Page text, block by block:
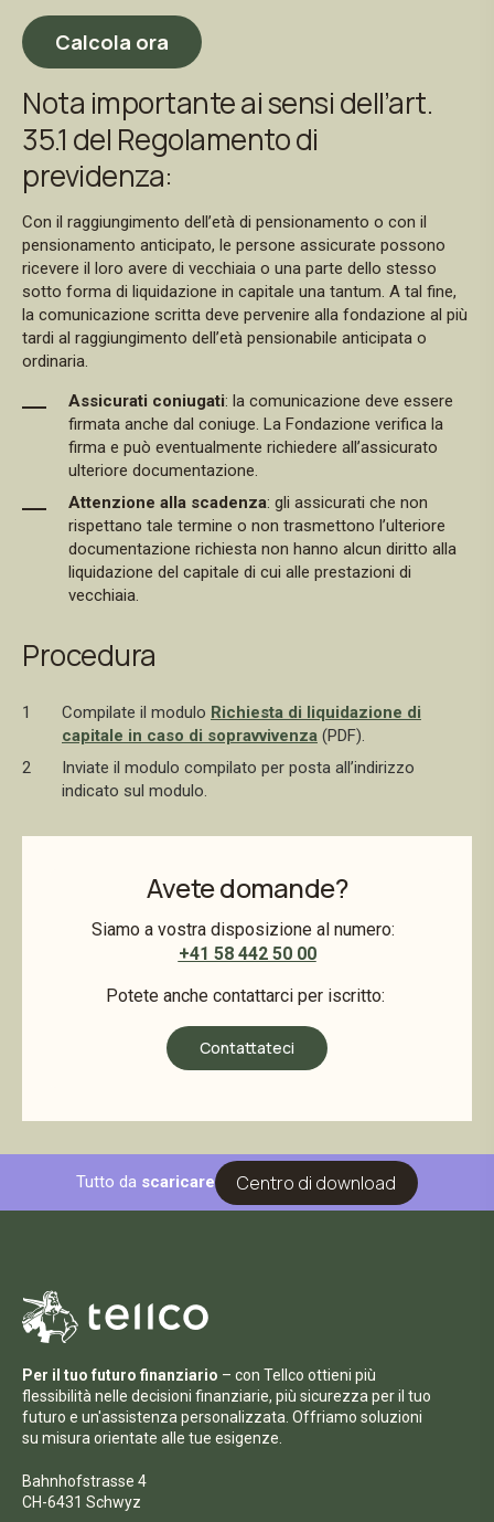
Calcola ora
Nota importante ai sensi dell’art.
35.1 del Regolamento di
previdenza:
Con il raggiungimento dell’età di pensionamento o con il
pensionamento anticipato, le persone assicurate possono
ricevere il loro avere di vecchiaia o una parte dello stesso
sotto forma di liquidazione in capitale una tantum. A tal fine,
la comunicazione scritta deve pervenire alla fondazione al più
tardi al raggiungimento dell’età pensionabile anticipata o
ordinaria.
Assicurati coniugati: la comunicazione deve essere
firmata anche dal coniuge. La Fondazione verifica la
firma e può eventualmente richiedere all’assicurato
ulteriore documentazione.
Attenzione alla scadenza: gli assicurati che non
rispettano tale termine o non trasmettono l’ulteriore
documentazione richiesta non hanno alcun diritto alla
liquidazione del capitale di cui alle prestazioni di
vecchiaia.
Procedura
Compilate il modulo Richiesta di liquidazione di
capitale in caso di sopravvivenza (PDF).
Inviate il modulo compilato per posta all’indirizzo
indicato sul modulo.
Avete domande?
Siamo a vostra disposizione al numero:
+41 58 442 50 00
Potete anche contattarci per iscritto:
Contattateci
Tutto da scaricare Centro di download
Per il tuo futuro finanziario – con Tellco ottieni più
flessibilità nelle decisioni finanziarie, più sicurezza per il tuo
futuro e un'assistenza personalizzata. Offriamo soluzioni
su misura orientate alle tue esigenze.
Bahnhofstrasse 4
CH-6431 Schwyz